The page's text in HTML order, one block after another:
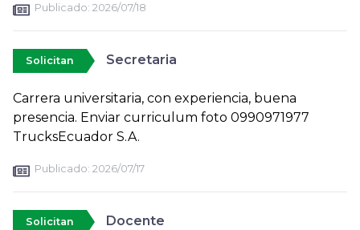
Publicado: 2026/07/18
Solicitan Secretaria
Carrera universitaria, con experiencia, buena
presencia. Enviar curriculum foto 0990971977
TrucksEcuador S.A.
Publicado: 2026/07/17
Solicitan Docente